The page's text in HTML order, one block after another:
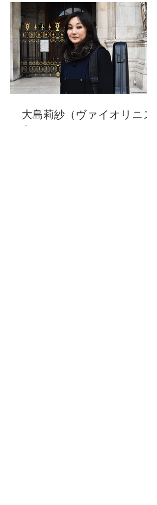
大島莉紗（ヴァイオリニス
ト）